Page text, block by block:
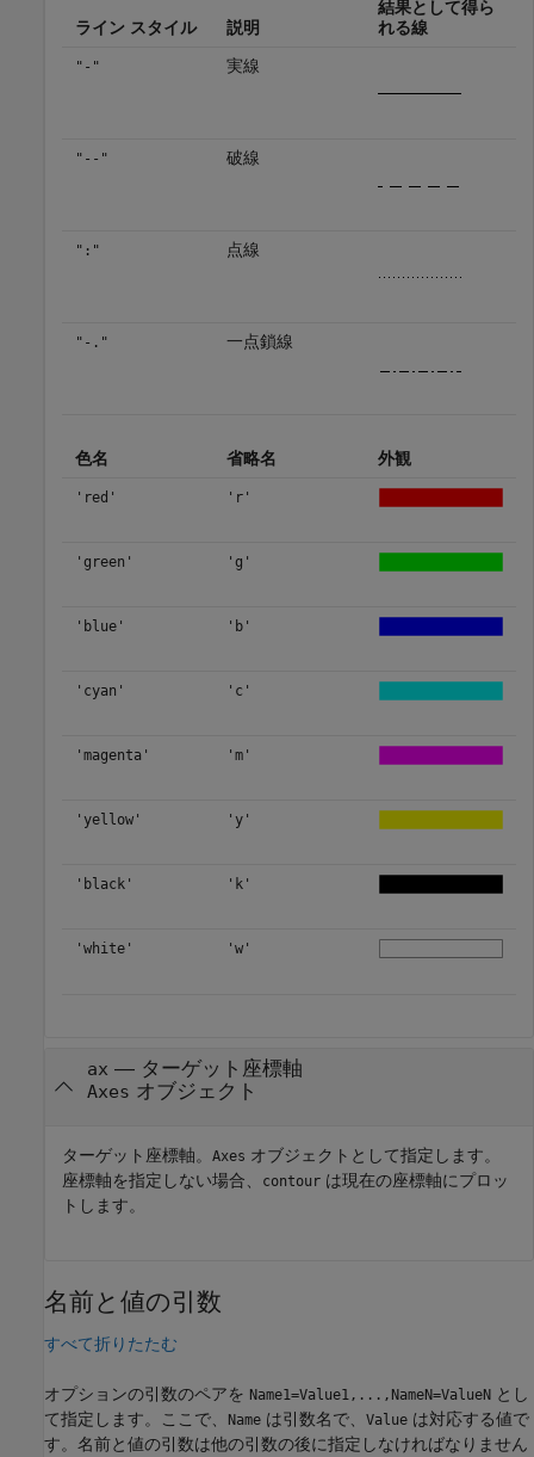
ライン スタイル 説明
結果として得ら
れる線
"-" 実線
"--" 破線
":" 点線
"-." 一点鎖線
色名 省略名 外観
'red' 'r'
'green' 'g'
'blue' 'b'
'cyan' 'c'
'magenta' 'm'
'yellow' 'y'
'black' 'k'
'white' 'w'
ax — ターゲット座標軸
Axes オブジェクト
ターゲット座標軸。 Axes オブジェクトとして指定します。
座標軸を指定しない場合、
contour は現在の座標軸にプロッ
トします。
名前と値の引数
すべて折りたたむ
オプションの引数のペアを Name1=Value1,...,NameN=ValueN とし
て指定します。ここで、
Name は引数名で、 Value は対応する値で
す。名前と値の引数は他の引数の後に指定しなければなりません